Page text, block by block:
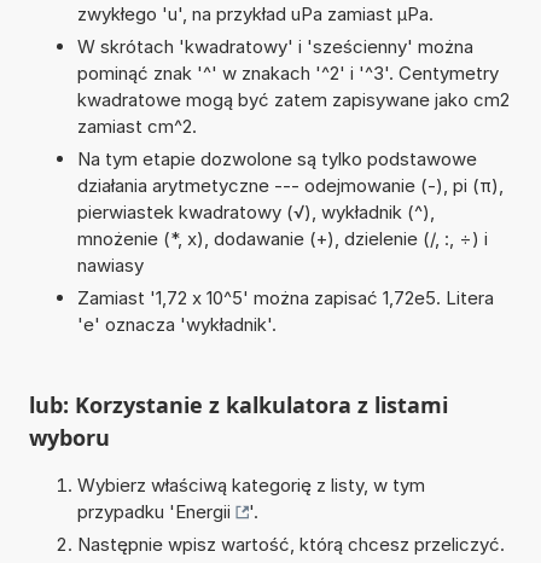
zwykłego 'u', na przykład uPa zamiast µPa.
W skrótach 'kwadratowy' i 'sześcienny' można
pominąć znak '^' w znakach '^2' i '^3'. Centymetry
kwadratowe mogą być zatem zapisywane jako cm2
zamiast cm^2.
Na tym etapie dozwolone są tylko podstawowe
działania arytmetyczne --- odejmowanie (-), pi (π),
pierwiastek kwadratowy (√), wykładnik (^),
mnożenie (*, x), dodawanie (+), dzielenie (/, :, ÷) i
nawiasy
Zamiast '1,72 x 10^5' można zapisać 1,72e5. Litera
'e' oznacza 'wykładnik'.
lub: Korzystanie z kalkulatora z listami
wyboru
Wybierz właściwą kategorię z listy, w tym
przypadku 'Energii
'.
Następnie wpisz wartość, którą chcesz przeliczyć.